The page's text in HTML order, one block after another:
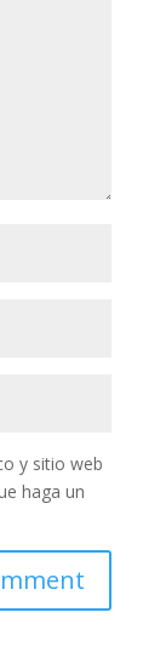
y sitio web
haga un